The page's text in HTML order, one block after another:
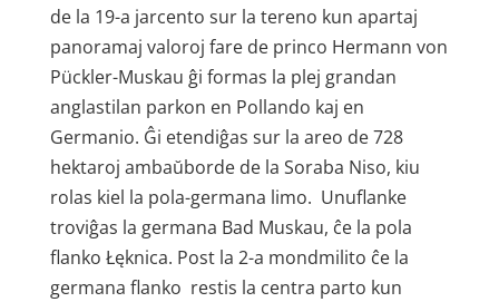
de la 19-a jarcento sur la tereno kun apartaj
panoramaj valoroj fare de princo Hermann von
Pückler-Muskau ĝi formas la plej grandan
anglastilan parkon en Pollando kaj en
Germanio. Ĝi etendiĝas sur la areo de 728
hektaroj ambaŭborde de la Soraba Niso, kiu
rolas kiel la pola-germana limo. Unuflanke
troviĝas la germana Bad Muskau, ĉe la pola
flanko Łęknica. Post la 2-a mondmilito ĉe la
germana flanko restis la centra parto kun